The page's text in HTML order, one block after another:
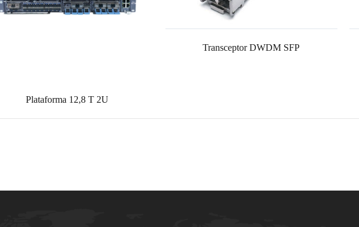
Plataforma 12,8 T 2U
Transceptor DWDM SFP